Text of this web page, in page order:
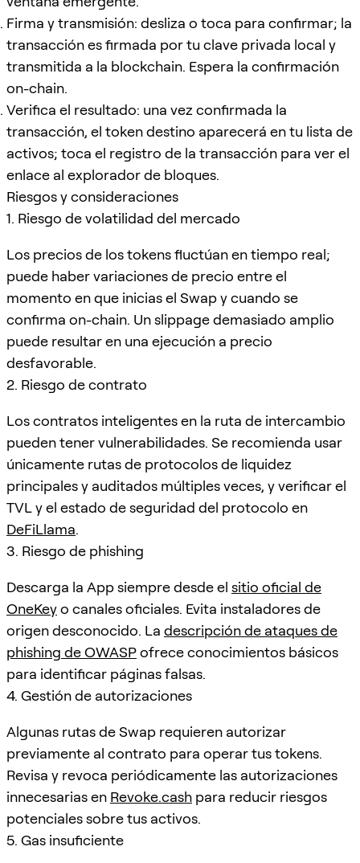
Firma y transmisión: desliza o toca para confirmar; la
transacción es firmada por tu clave privada local y
transmitida a la blockchain. Espera la confirmación
on-chain.
Verifica el resultado: una vez confirmada la
transacción, el token destino aparecerá en tu lista de
activos; toca el registro de la transacción para ver el
enlace al explorador de bloques.
Riesgos y consideraciones
1. Riesgo de volatilidad del mercado
Los precios de los tokens fluctúan en tiempo real;
puede haber variaciones de precio entre el
momento en que inicias el Swap y cuando se
confirma on-chain. Un slippage demasiado amplio
puede resultar en una ejecución a precio
desfavorable.
2. Riesgo de contrato
Los contratos inteligentes en la ruta de intercambio
pueden tener vulnerabilidades. Se recomienda usar
únicamente rutas de protocolos de liquidez
principales y auditados múltiples veces, y verificar el
TVL y el estado de seguridad del protocolo en
DeFiLlama.
3. Riesgo de phishing
Descarga la App siempre desde el sitio oficial de
OneKeyo canales oficiales. Evita instaladores de
origen desconocido. La descripción de ataques de
phishing de OWASPofrece conocimientos básicos
para identificar páginas falsas.
4. Gestión de autorizaciones
Algunas rutas de Swap requieren autorizar
previamente al contrato para operar tus tokens.
Revisa y revoca periódicamente las autorizaciones
innecesarias en Revoke.cash para reducir riesgos
potenciales sobre tus activos.
5. Gas insuficiente